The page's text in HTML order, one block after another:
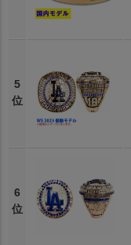
5
位
6
位